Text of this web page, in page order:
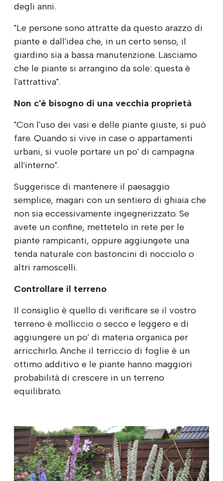
degli anni.
"Le persone sono attratte da questo arazzo di
piante e dall'idea che, in un certo senso, il
giardino sia a bassa manutenzione. Lasciamo
che le piante si arrangino da sole: questa è
l'attrattiva".
Non c'è bisogno di una vecchia proprietà
"Con l'uso dei vasi e delle piante giuste, si può
fare. Quando si vive in case o appartamenti
urbani, si vuole portare un po' di campagna
all'interno".
Suggerisce di mantenere il paesaggio
semplice, magari con un sentiero di ghiaia che
non sia eccessivamente ingegnerizzato. Se
avete un confine, mettetelo in rete per le
piante rampicanti, oppure aggiungete una
tenda naturale con bastoncini di nocciolo o
altri ramoscelli.
Controllare il terreno
Il consiglio è quello di verificare se il vostro
terreno è molliccio o secco e leggero e di
aggiungere un po' di materia organica per
arricchirlo. Anche il terriccio di foglie è un
ottimo additivo e le piante hanno maggiori
probabilità di crescere in un terreno
equilibrato.